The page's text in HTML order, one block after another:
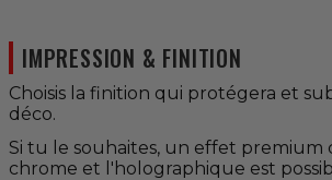
IMPRESSION & FINITION
Choisis la finition qui protégera et
déco.
Si tu le souhaites, un effet premium
chrome et l'holographique est